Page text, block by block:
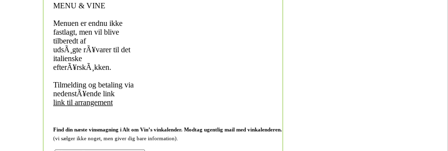
MENU & VINE
Menuen er endnu ikke
fastlagt, men vil blive
tilberedt af
udsÃ¸gte rÃ¥varer til det
italienske
efterÃ¥rskÃ¸kken.
Tilmelding og betaling via
nedenstÃ¥ende link
link til arrangement
Find din næste vinsmagning i Alt om Vin’s vinkalender. Modtag ugentlig mail med vinkalenderen.
(vi sælger ikke noget, men giver dig bare information).